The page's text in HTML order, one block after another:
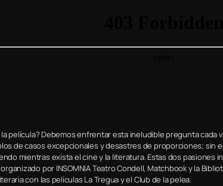
la película? Debemos enfrentar esta ineludible pregunta cada
de casos excepcionales y desastres de proporciones; sin
mientras exista el cine y la literatura. Estas dos pasiones
por INSOMNIA Teatro Condell, Matchbook y la
con las películas La Tregua y el Club de la pelea.